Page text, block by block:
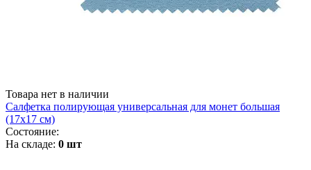
Товара нет в наличии
Салфетка полирующая универсальная для монет большая
(17х17 см)
Состояние:
На складе: 0 шт